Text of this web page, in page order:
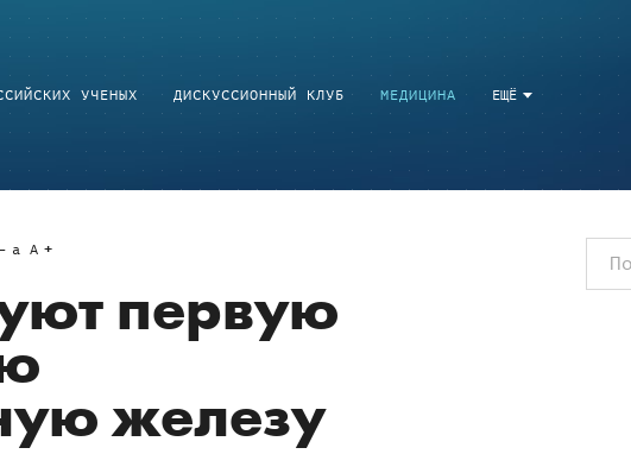
ЕЩЁ
УЧЕНЫХ ДИСКУССИОННЫЙ КЛУБ МЕДИЦИНА
a A
первую
железу